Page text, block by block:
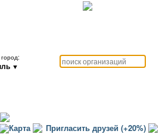
▼
Карта Пригласить друзей (+20%)